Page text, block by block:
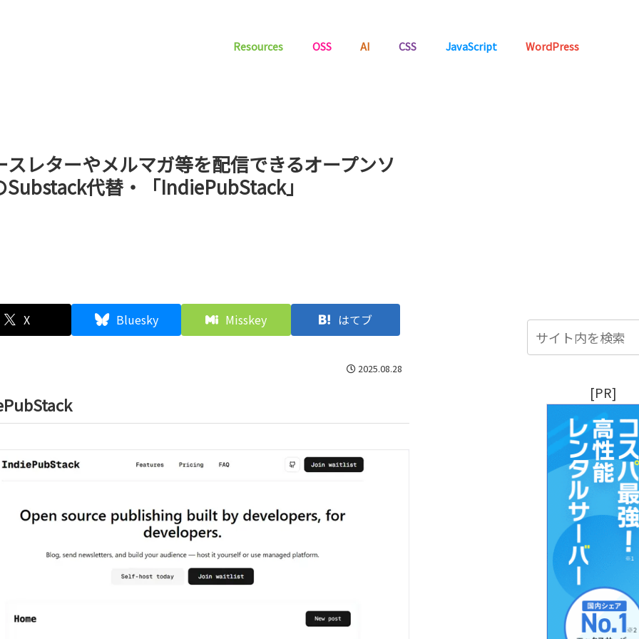
Resources OSS AI CSS JavaScript WordPress
[PR]
スレターやメルマガ等を配信できるオープンソ
Substack代替・「IndiePubStack」
X Bluesky Misskey はてブ
2025.08.28